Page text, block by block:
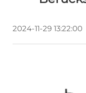
2024-11-29 13:22:00